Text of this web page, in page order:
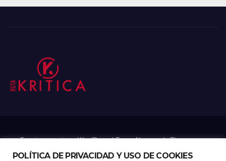
Funciona gracias a WordPress|Tema: Newsup deThemeansar
POLÍTICA DE PRIVACIDAD Y USO DE COOKIES